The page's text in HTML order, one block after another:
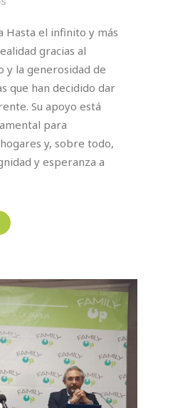
Hasta el infinito y más
gracias al
y la generosidad de
que han decidido dar
Su apoyo está
para
y, sobre todo,
y esperanza a